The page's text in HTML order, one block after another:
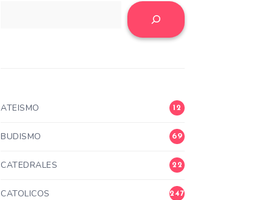
ATEISMO 12
BUDISMO 69
CATEDRALES 22
CATOLICOS 247